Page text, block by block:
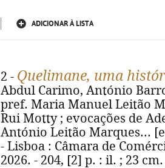
ADICIONAR À LISTA
2 - Quelimane, uma
Abdul Carimo, António
pref. Maria Manuel Leitão
Rui Motty ; evocações de
António Leitão Marques...
- Lisboa : Câmara de
2026. - 204, [2] p. : il. ; 23